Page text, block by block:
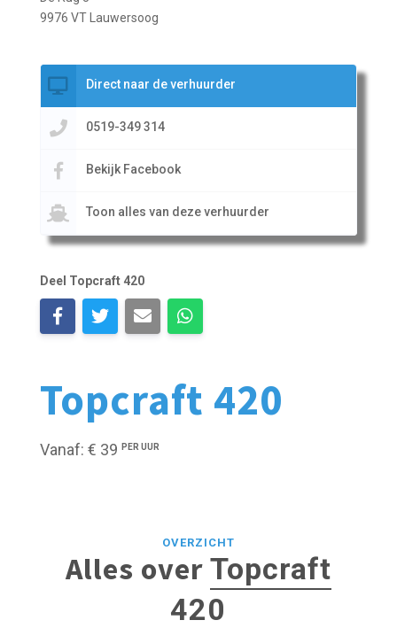
Topcraft 420
Vanaf: € 39 PER UUR
9976 VT Lauwersoog
Direct naar de verhuurder
0519-349 314
Bekijk Facebook
Toon alles van deze verhuurder
Deel Topcraft 420
OVERZICHT
Alles over Topcraft
420